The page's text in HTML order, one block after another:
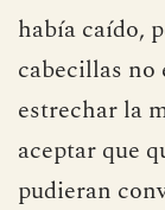
había caído,
cabecillas no
estrechar la
aceptar que
pudieran